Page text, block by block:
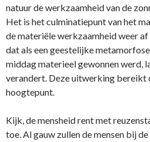
natuur de werkzaamheid van de
Het is het culminatiepunt van het
de materiële werkzaamheid weer
dat als een geestelijke
middag materieel gewonnen werd,
verandert. Deze uitwerking bereikt
hoogtepunt.
Kijk, de mensheid rent met
toe. Al gauw zullen de mensen bij de